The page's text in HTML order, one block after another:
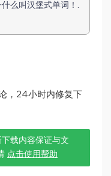
么叫汉堡式单词！.
，24小时内修复下
载内容保证与文
点击使用帮助